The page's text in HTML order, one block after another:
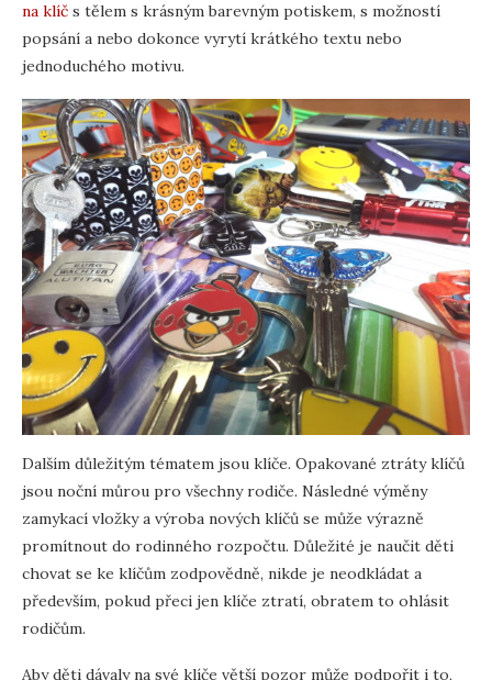
na klíč s tělem s krásným barevným potiskem, s možností
popsání a nebo dokonce vyrytí krátkého textu nebo
jednoduchého motivu.
Dalším důležitým tématem jsou klíče. Opakované ztráty klíčů
jsou noční můrou pro všechny rodiče. Následné výměny
zamykací vložky a výroba nových klíčů se může výrazně
promítnout do rodinného rozpočtu. Důležité je naučit děti
chovat se ke klíčům zodpovědně, nikde je neodkládat a
především, pokud přeci jen klíče ztratí, obratem to ohlásit
rodičům.
Aby děti dávaly na své klíče větší pozor může podpořit i to,